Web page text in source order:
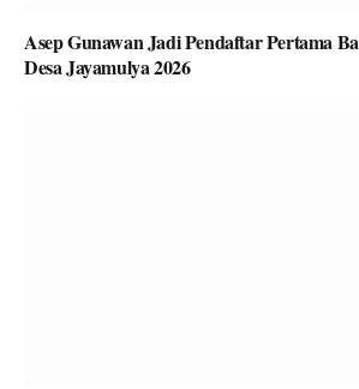
Asep Gunawan Jadi Pendaftar Pertama
Desa Jayamulya 2026